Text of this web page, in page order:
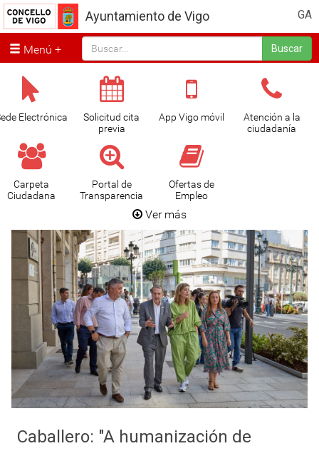
GA
Ayuntamiento de Vigo
Menú Buscar
Electrónica
Solicitud cita
previa
App Vigo móvil
Atención a la
ciudadanía
Carpeta
Ciudadana
Portal de
Transparencia
Ofertas de
Empleo
Ver más
Caballero: "A humanización de